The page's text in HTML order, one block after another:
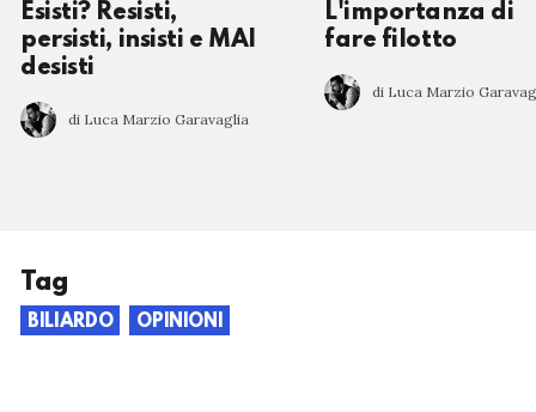
Esisti? Resisti,
persisti, insisti e MAI
desisti
di Luca Marzio Garavaglia
L'importanza di
fare filotto
di Luca Marzio
Tag
BILIARDO OPINIONI